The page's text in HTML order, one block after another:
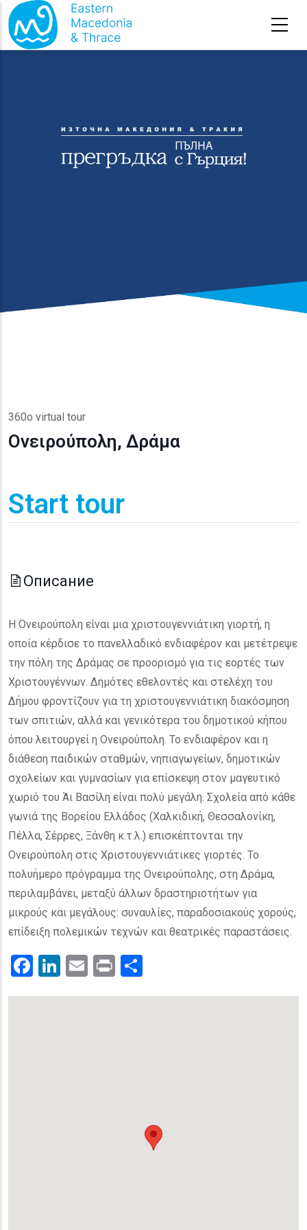
Премини към основното съдържание
Начална страница-
360o virtual tour
Ονειρούπολη, Δράμα
Start tour
Описание
Η Ονειρούπολη είναι μια χριστουγεννιάτικη γιορτή, η
οποία κέρδισε το πανελλαδικό ενδιαφέρον και μετέτρεψε
την πόλη της Δράμας σε προορισμό για τις εορτές των
Χριστουγέννων. Δημότες εθελοντές και στελέχη του
Δήμου φροντίζουν για τη χριστουγεννιάτικη διακόσμηση
των σπιτιών, αλλά και γενικότερα του δημοτικού κήπου
όπου λειτουργεί η Ονειρούπολη. Το ενδιαφέρον και η
διάθεση παιδικών σταθμών, νηπιαγωγείων, δημοτικών
σχολείων και γυμνασίων για επίσκεψη στον μαγευτικό
χωριό του Άι Βασίλη είναι πολύ μεγάλη. Σχολεία από κάθε
γωνιά της Βορείου Ελλάδος (Χαλκιδική, Θεσσαλονίκη,
Πέλλα, Σέρρες, Ξάνθη κ.τ.λ.) επισκέπτονται την
Ονειρούπολη στις Χριστουγεννιάτικες γιορτές. Το
πολυήμερο πρόγραμμα της Ονειρούπολης, στη Δράμα,
περιλαμβάνει, μεταξύ άλλων δραστηριοτήτων για
μικρούς και μεγάλους: συναυλίες, παραδοσιακούς χορούς,
επίδειξη πολεμικών τεχνών και θεατρικές παραστάσεις.
Facebook
LinkedIn
Email
Print